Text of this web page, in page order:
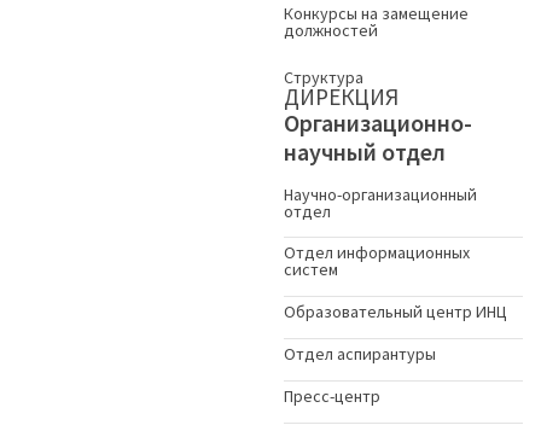
Конкурсы на замещение
должностей
Структура
ДИРЕКЦИЯ
Организационно-
научный отдел
Научно-организационный
отдел
Отдел информационных
систем
Образовательный центр ИНЦ
Отдел аспирантуры
Пресс-центр